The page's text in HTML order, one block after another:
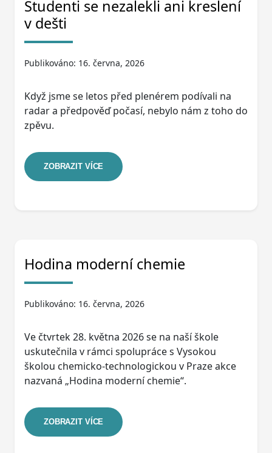
Studenti se nezalekli ani kreslení
v dešti
Publikováno: 16. června, 2026
Když jsme se letos před plenérem podívali na
radar a předpověď počasí, nebylo nám z toho do
zpěvu.
ZOBRAZIT VÍCE
Hodina moderní chemie
Publikováno: 16. června, 2026
Ve čtvrtek 28. května 2026 se na naší škole
uskutečnila v rámci spolupráce s Vysokou
školou chemicko-technologickou v Praze akce
nazvaná „Hodina moderní chemie“.
ZOBRAZIT VÍCE